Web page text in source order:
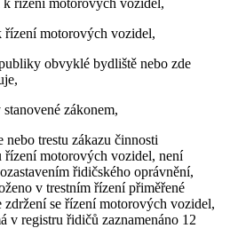
řízení motorových vozidel,
obvyklé bydliště nebo zde
zákonem,
trestu zákazu činnosti
řízení motorových vozidel, není
řidičského oprávnění,
v trestním řízení přiměřené
se řízení motorových vozidel,
v registru řidičů zaznamenáno 12